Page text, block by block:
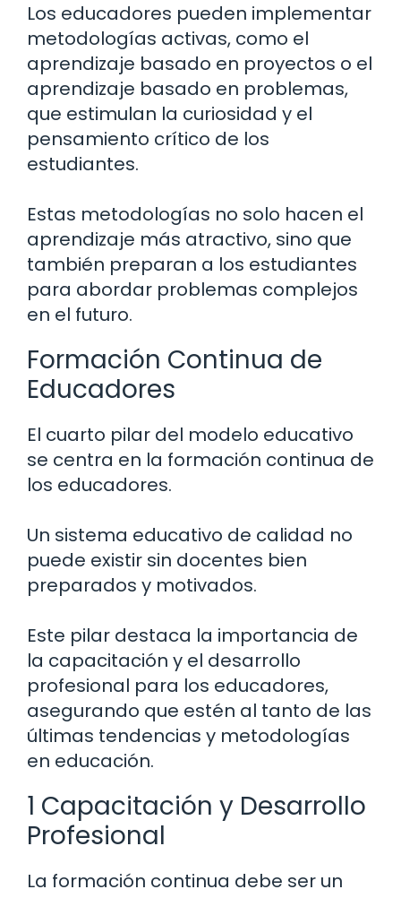
Los educadores pueden implementar
metodologías activas, como el
aprendizaje basado en proyectos o el
aprendizaje basado en problemas,
que estimulan la curiosidad y el
pensamiento crítico de los
estudiantes.
Estas metodologías no solo hacen el
aprendizaje más atractivo, sino que
también preparan a los estudiantes
para abordar problemas complejos
en el futuro.
Formación Continua de
Educadores
El cuarto pilar del modelo educativo
se centra en la formación continua de
los educadores.
Un sistema educativo de calidad no
puede existir sin docentes bien
preparados y motivados.
Este pilar destaca la importancia de
la capacitación y el desarrollo
profesional para los educadores,
asegurando que estén al tanto de las
últimas tendencias y metodologías
en educación.
1 Capacitación y Desarrollo
Profesional
La formación continua debe ser un